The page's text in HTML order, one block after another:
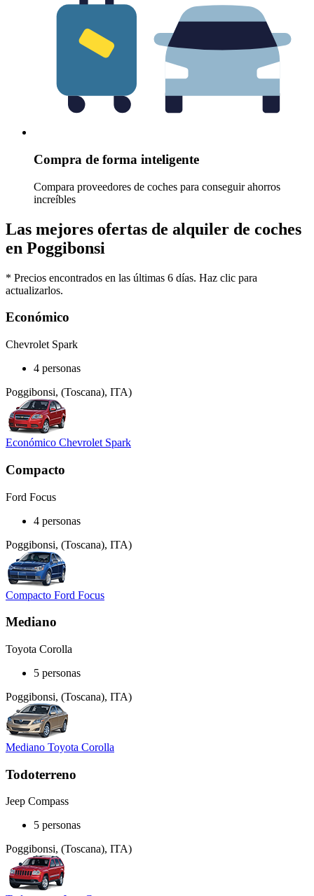
Compra de forma inteligente
Compara proveedores de coches para conseguir ahorros
increíbles
Las mejores ofertas de alquiler de coches
en Poggibonsi
* Precios encontrados en las últimas 6 días. Haz clic para
actualizarlos.
Económico
Chevrolet Spark
4 personas
Poggibonsi, (Toscana), ITA)
Económico Chevrolet Spark
Compacto
Ford Focus
4 personas
Poggibonsi, (Toscana), ITA)
Compacto Ford Focus
Mediano
Toyota Corolla
5 personas
Poggibonsi, (Toscana), ITA)
Mediano Toyota Corolla
Todoterreno
Jeep Compass
5 personas
Poggibonsi, (Toscana), ITA)